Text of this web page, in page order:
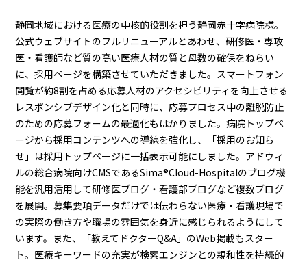
静岡地域における医療の中核的役割を担う静岡赤十字病院様。
公式ウェブサイトのフルリニューアルとあわせ、研修医・専攻
医・看護師など質の高い医療人材の質と母数の確保をねらい
に、採用ページを構築させていただきました。スマートフォン
閲覧が約8割を占める応募人材のアクセシビリティを向上させる
レスポンシブデザイン化と同時に、応募プロセス中の離脱防止
のための応募フォームの最適化もはかりました。病院トップペ
ージから採用コンテンツへの導線を強化し、「採用のお知ら
せ」は採用トップページに一括表示可能にしました。アドウィ
ルの総合病院向けCMSであるSima®Cloud-Hospitalのブログ機
能を汎用活用して研修医ブログ・看護部ブログなど複数ブログ
を展開。募集要項データだけでは伝わらない医療・看護現場で
の実際の働き方や職場の雰囲気を身近に感じられるようにして
います。また、「教えてドクターQ&A」のWeb掲載もスター
ト。医療キーワードの充実が検索エンジンとの親和性を持続的